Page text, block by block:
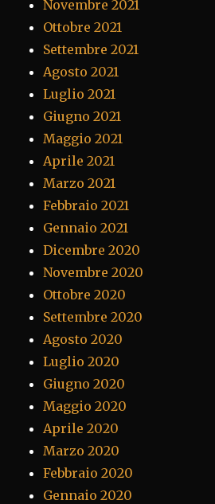
Novembre 2021
Ottobre 2021
Settembre 2021
Agosto 2021
Luglio 2021
Giugno 2021
Maggio 2021
Aprile 2021
Marzo 2021
Febbraio 2021
Gennaio 2021
Dicembre 2020
Novembre 2020
Ottobre 2020
Settembre 2020
Agosto 2020
Luglio 2020
Giugno 2020
Maggio 2020
Aprile 2020
Marzo 2020
Febbraio 2020
Gennaio 2020